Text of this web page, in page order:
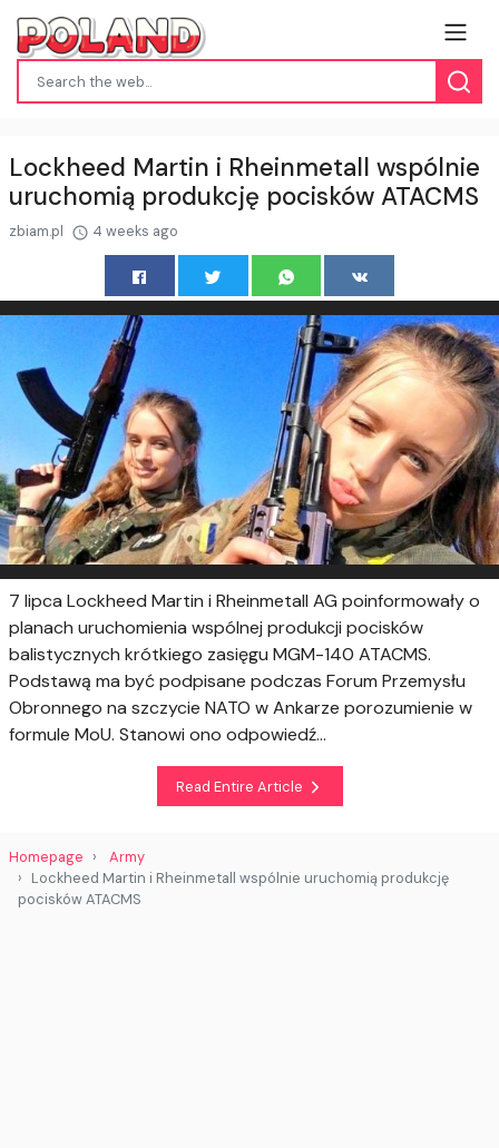
Lockheed Martin i Rheinmetall wspólnie
uruchomią produkcję pocisków ATACMS
zbiam.pl 4 weeks ago
7 lipca Lockheed Martin i Rheinmetall AG poinformowały o
planach uruchomienia wspólnej produkcji pocisków
balistycznych krótkiego zasięgu MGM-140 ATACMS.
Podstawą ma być podpisane podczas Forum Przemysłu
Obronnego na szczycie NATO w Ankarze porozumienie w
formule MoU. Stanowi ono odpowiedź...
Read Entire Article
Homepage
Army
Lockheed Martin i Rheinmetall wspólnie uruchomią produkcję
pocisków ATACMS